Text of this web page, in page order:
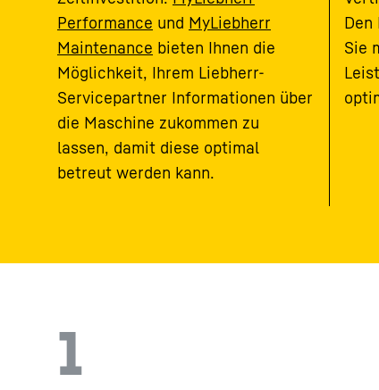
Performance und MyLiebherr
Maintenance bieten Ihnen die
Möglichkeit, Ihrem Liebherr-
Servicepartner Informationen über
die Maschine zukommen zu
lassen, damit diese optimal
betreut werden kann.
Den
Sie
1